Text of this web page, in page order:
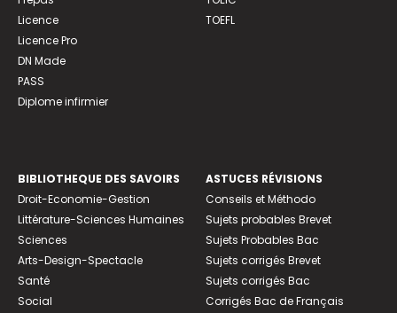
Licence
Licence Pro
DN Made
PASS
Diplome infirmier
TOEFL
BIBLIOTHEQUE DES SAVOIRS
Droit-Economie-Gestion
Littérature-Sciences Humaines
Sciences
Arts-Design-Spectacle
Santé
Social
ASTUCES RÉVISIONS
Conseils et Méthodo
Sujets probables Brevet
Sujets Probables Bac
Sujets corrigés Brevet
Sujets corrigés Bac
Corrigés Bac de Français